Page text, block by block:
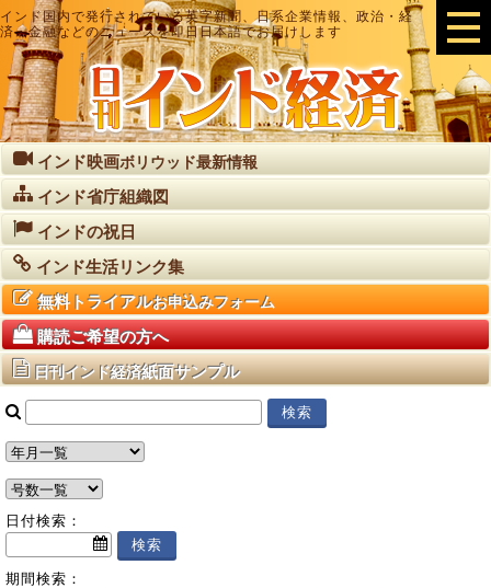
インド国内で発行されている英字新聞、日系企業情報、政治・経
済・金融などのニュースを即日日本語でお届けします
インド映画ボリウッド最新情報
インド省庁組織図
インドの祝日
インド生活リンク集
無料トライアルお申込みフォーム
購読ご希望の方へ
日刊インド経済紙面サンプル
日付検索：
期間検索：